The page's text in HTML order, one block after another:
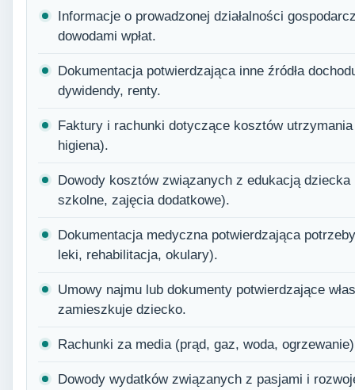
Informacje o prowadzonej działalności
dowodami wpłat.
Dokumentacja potwierdzająca inne źródła
dywidendy, renty.
Faktury i rachunki dotyczące kosztów
higiena).
Dowody kosztów związanych z edukacją
szkolne, zajęcia dodatkowe).
Dokumentacja medyczna potwierdzająca
leki, rehabilitacja, okulary).
Umowy najmu lub dokumenty potwierdzające
zamieszkuje dziecko.
Rachunki za media (prąd, gaz, woda,
Dowody wydatków związanych z pasjami i